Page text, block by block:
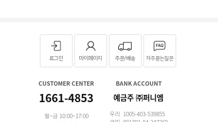
로그인 마이페이지 주문/배송 자주묻는질문
CUSTOMER CENTER
1661-4853
월~금 10:00~17:00
BANK ACCOUNT
예금주 ㈜퍼니엠
우리 1005-403-539855